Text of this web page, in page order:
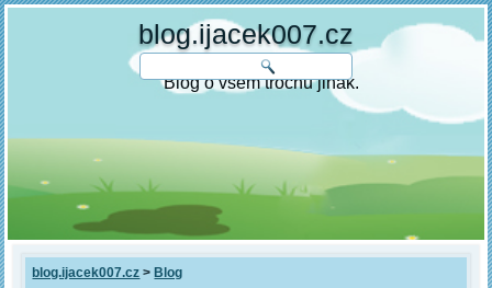
blog.ijacek007.cz
Blog o všem trochu jinak.
blog.ijacek007.cz > Blog